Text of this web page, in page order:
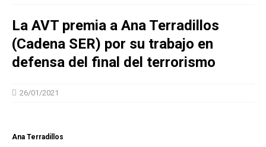
La AVT premia a Ana Terradillos
(Cadena SER) por su trabajo en
defensa del final del terrorismo
26/01/2021
Ana Terradillos